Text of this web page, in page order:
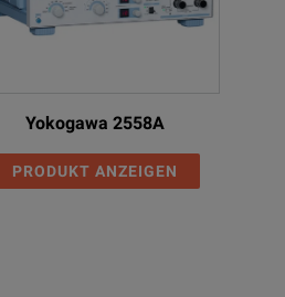
Yokogawa 2558A
PRODUKT ANZEIGEN